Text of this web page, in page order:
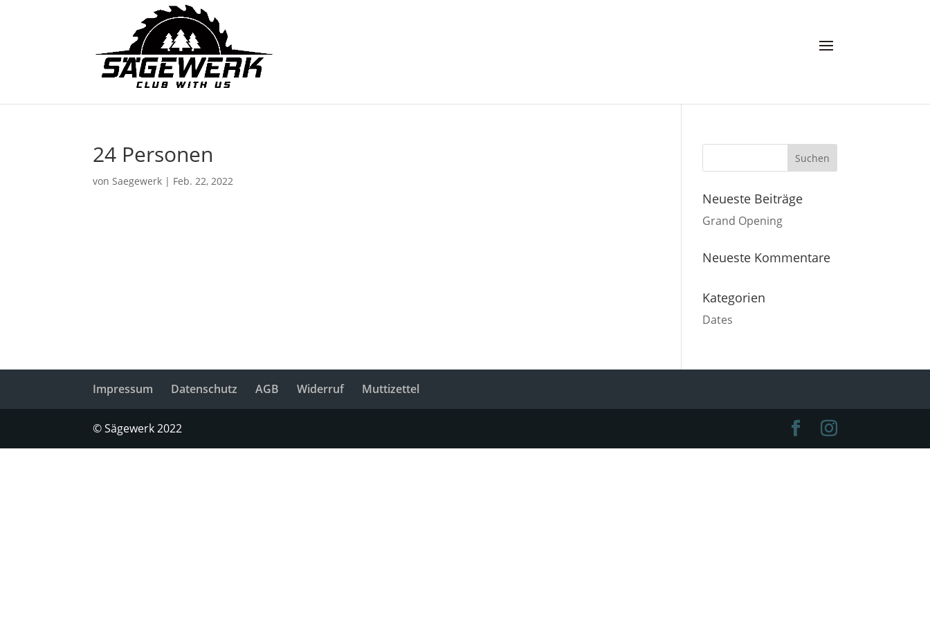
24 Personen
vonSaegewerk | Feb. 22, 2022
Neueste Beiträge
Grand Opening
Neueste Kommentare
Kategorien
Dates
Impressum Datenschutz AGB Widerruf Muttizettel
© Sägewerk 2022